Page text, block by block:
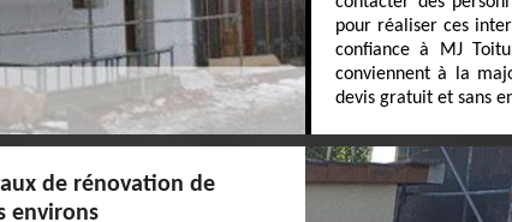
pour réaliser ces
confiance à MJ
conviennent à la
devis gratuit et sans
de rénovation de
environs